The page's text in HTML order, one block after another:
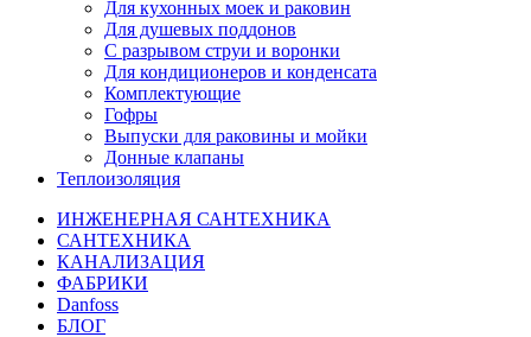
Для кухонных моек и раковин
Для душевых поддонов
С разрывом струи и воронки
Для кондиционеров и конденсата
Комплектующие
Гофры
Выпуски для раковины и мойки
Донные клапаны
Теплоизоляция
ИНЖЕНЕРНАЯ САНТЕХНИКА
САНТЕХНИКА
КАНАЛИЗАЦИЯ
ФАБРИКИ
Danfoss
БЛОГ